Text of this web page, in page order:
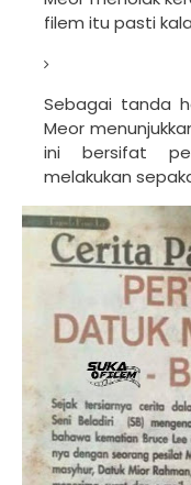
filem itu pasti
Sebagai tanda
Meor
ini bersifat
melakukan